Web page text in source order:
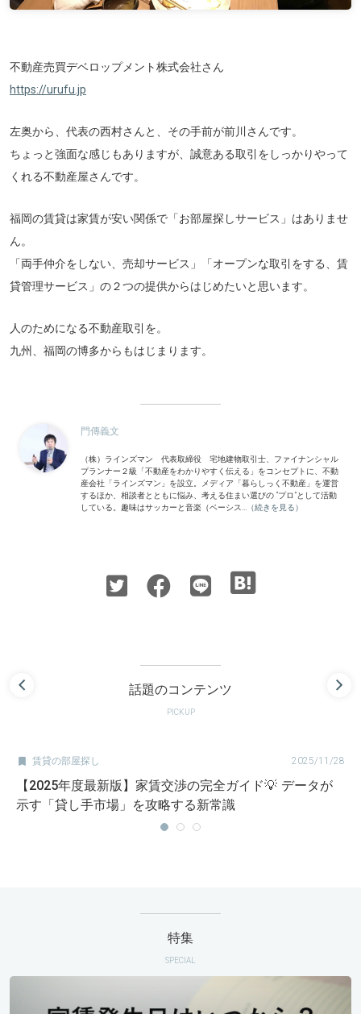
不動産売買デベロップメント株式会社さん
https://urufu.jp
左奥から、代表の西村さんと、その手前が前川さんです。
ちょっと強面な感じもありますが、誠意ある取引をしっかりやって
くれる不動産屋さんです。
福岡の賃貸は家賃が安い関係で「お部屋探しサービス」はありませ
ん。
「両手仲介をしない、売却サービス」「オープンな取引をする、賃
貸管理サービス」の２つの提供からはじめたいと思います。
人のためになる不動産取引を。
九州、福岡の博多からもはじまります。
門傳義文
（株）ラインズマン 代表取締役 宅地建物取引士、ファイナンシャル
プランナー２級「不動産をわかりやすく伝える」をコンセプトに、不動
産会社「ラインズマン」を設立。メディア「暮らしっく不動産」を運営
するほか、相談者とともに悩み、考える住まい選びの “プロ”として活動
している。趣味はサッカーと音楽（ベーシス...
（続きを見る）
話題のコンテンツ
PICKUP
 賃貸の部屋探し 2025/11/28
【2025年度最新版】家賃交渉の完全ガイド💡 データが
示す「貸し手市場」を攻略する新常識
特集
SPECIAL